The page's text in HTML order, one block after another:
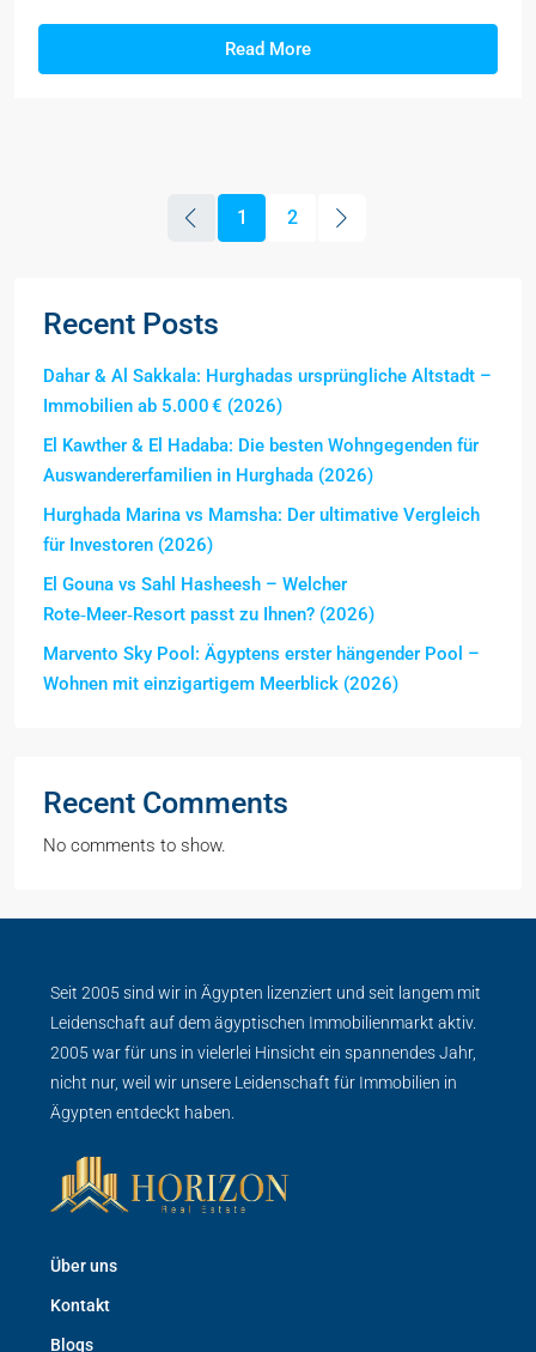
Read More
1 2
Recent Posts
Dahar & Al Sakkala: Hurghadas ursprüngliche Altstadt –
Immobilien ab 5.000 € (2026)
El Kawther & El Hadaba: Die besten Wohngegenden für
Auswandererfamilien in Hurghada (2026)
Hurghada Marina vs Mamsha: Der ultimative Vergleich
für Investoren (2026)
El Gouna vs Sahl Hasheesh – Welcher
Rote‑Meer‑Resort passt zu Ihnen? (2026)
Marvento Sky Pool: Ägyptens erster hängender Pool –
Wohnen mit einzigartigem Meerblick (2026)
Recent Comments
No comments to show.
Seit 2005 sind wir in Ägypten lizenziert und seit langem mit
Leidenschaft auf dem ägyptischen Immobilienmarkt aktiv.
2005 war für uns in vielerlei Hinsicht ein spannendes Jahr,
nicht nur, weil wir unsere Leidenschaft für Immobilien in
Ägypten entdeckt haben.
Über uns
Kontakt
Blogs